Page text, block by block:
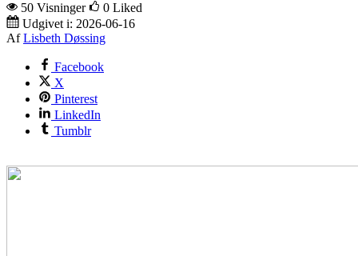
50 Visninger 0 Liked
Udgivet i: 2026-06-16
Af Lisbeth Døssing
Facebook
X
Pinterest
LinkedIn
Tumblr